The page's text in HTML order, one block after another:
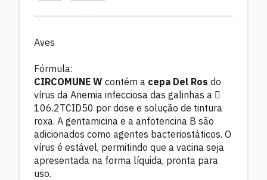
Aves
Fórmula:
CIRCOMUNE W contém a cepa Del Ros do
vírus da Anemia infecciosa das galinhas a 
106.2TCID50 por dose e solução de tintura
roxa. A gentamicina e a anfotericina B são
adicionados como agentes bacteriostáticos. O
vírus é estável, permitindo que a vacina seja
apresentada na forma líquida, pronta para
uso.